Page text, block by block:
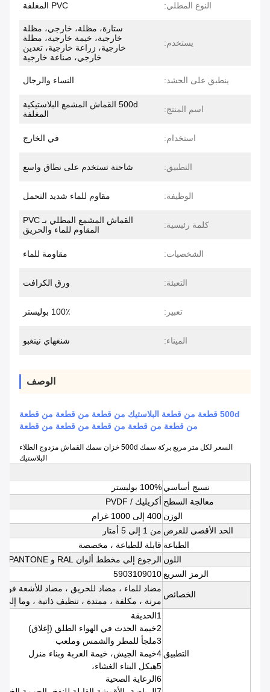
النوع المطلي: PVC المغلفة
يستخدم:
ستارة، مظلة، خارجي، مظلة
خارجية، خيمة خارجية، مظلة
خارجية، زراعة خارجية، تعدين
خارجي، صناعة خارجية
ينطبق على الحشد: النساء والرجال
اسم المنتج:
500d القماش المشمع البلاستيكية
المغلفة
استخدام: في الخارج
التطبيق: شاحنة تستخدم على نطاق واسع
الوظيفة: مقاوم للماء شديد التحمل
كلمة رئيسية:
القماش المشمع المطلي بـ PVC
المقاوم للماء والحريق
الشخصيات: مقاومة للماء
التعبئة: ورق الكرافت
تعبير: 100٪ بوليستر
الميناء: شنغهاي نينغبو
الوصف
500d قطعة من قطعة البلاستيك من قطعة من قطعة من قطعة
من قطعة من قطعة من قطعة من قطعة من قطعة
السعر لكل متر مربع بركة سمك 500d خزان سمك القماش مزدوج الطلاء
البلاستيك
نسيج أساسي 100% بوليستر
معالجة السطح أكريليك / PVDF
الوزن 400 إلى 1000 غرام
الحد الأقصى للعرض من 1 إلى 5 أمتار
الطباعة قابلة للطباعة ، مخصصة
اللون الرجوع إلى مخطط ألوان RAL و PANTONE
الرمز السريع5903109010
الخصائص
مضاد للماء ، مضاد للحريق ، مضاد للأشعة فوق
مرنة ، مكلفة ، ممتدة ، تنظيف ذاتية ، وما إلى
التطبيق
1الحديقة
2خيمة الحدث في الهواء الطلق (إغلاق)
3ملجأ للمطر والشمس وملعب
4خيمة الجيش، خيمة العربة وبناء منزل
5هيكل البناء الغشاء،
6الرعاية الصحية